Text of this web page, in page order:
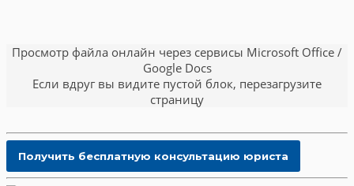
Просмотр файла онлайн через сервисы Microsoft Office /
Google Docs
Если вдруг вы видите пустой блок, перезагрузите
страницу